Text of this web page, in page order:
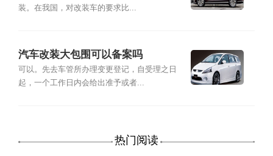
装。在我国，对改装车的要求比...
汽车改装大包围可以备案吗
可以。先去车管所办理变更登记，自受理之日
起，一个工作日内会给出准予或者...
热门阅读